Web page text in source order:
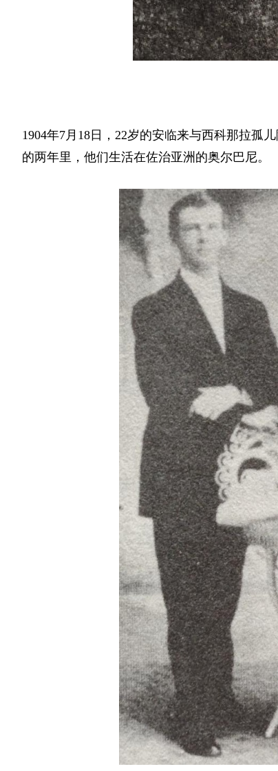
1904年7月18日，22岁的安临来与西科那拉孤
的两年里，他们生活在佐治亚洲的奥尔巴尼。